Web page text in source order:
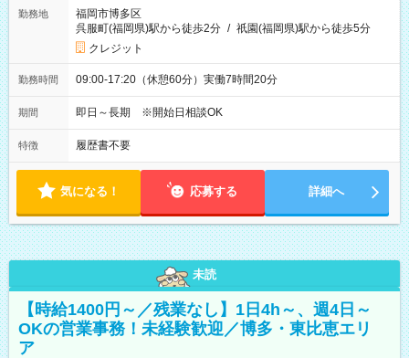
勤務地
福岡市博多区
呉服町(福岡県)駅から徒歩2分 / 祇園(福岡県)駅から徒歩5分
クレジット
勤務時間 09:00-17:20（休憩60分）実働7時間20分
期間 即日～長期 ※開始日相談OK
特徴 履歴書不要
気になる！ 応募する 詳細へ
未読
【時給1400円～／残業なし】1日4h～、週4日～
OKの営業事務！未経験歓迎／博多・東比恵エリ
ア